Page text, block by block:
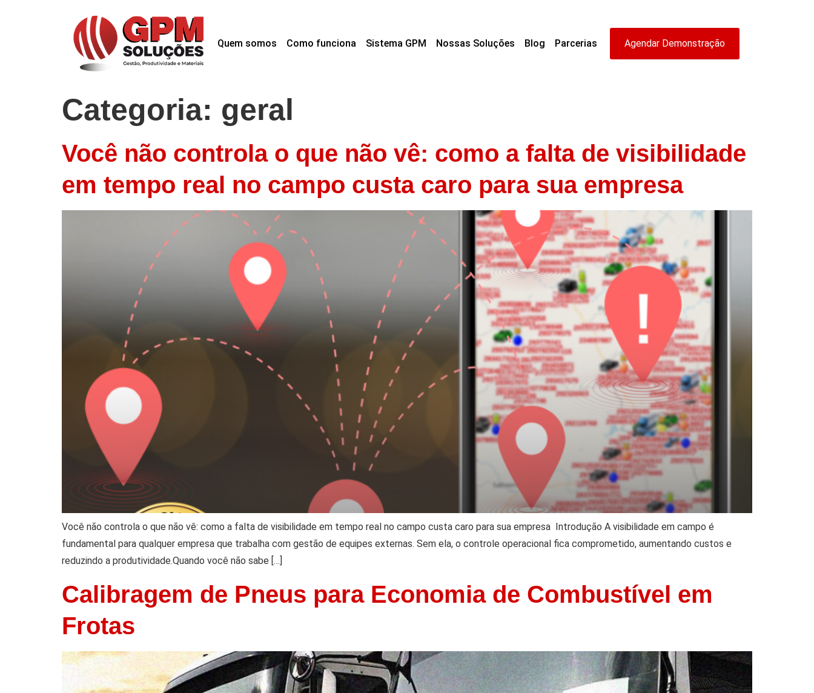
Quem somos Como funciona Sistema GPM Nossas Soluções Blog Parcerias Agendar Demonstração
Categoria: geral
Você não controla o que não vê: como a falta de visibilidade
em tempo real no campo custa caro para sua empresa
Você não controla o que não vê: como a falta de visibilidade em tempo real no campo custa caro para sua empresa Introdução A visibilidade em campo é
fundamental para qualquer empresa que trabalha com gestão de equipes externas. Sem ela, o controle operacional fica comprometido, aumentando custos e
reduzindo a produtividade.Quando você não sabe […]
Calibragem de Pneus para Economia de Combustível em
Frotas